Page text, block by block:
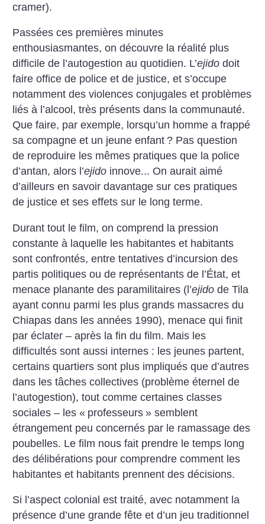
cramer).
Passées ces premières minutes
enthousiasmantes, on découvre la réalité plus
difficile de l’autogestion au quotidien. L’ejido doit
faire office de police et de justice, et s’occupe
notamment des violences conjugales et problèmes
liés à l’alcool, très présents dans la communauté.
Que faire, par exemple, lorsqu’un homme a frappé
sa compagne et un jeune enfant ? Pas question
de reproduire les mêmes pratiques que la police
d’antan, alors l’ejido innove... On aurait aimé
d’ailleurs en savoir davantage sur ces pratiques
de justice et ses effets sur le long terme.
Durant tout le film, on comprend la pression
constante à laquelle les habitantes et habitants
sont confrontés, entre tentatives d’incursion des
partis politiques ou de représentants de l’État, et
menace planante des paramilitaires (l’ejido de Tila
ayant connu parmi les plus grands massacres du
Chiapas dans les années 1990), menace qui finit
par éclater – après la fin du film. Mais les
difficultés sont aussi internes : les jeunes partent,
certains quartiers sont plus impliqués que d’autres
dans les tâches collectives (problème éternel de
l’autogestion), tout comme certaines classes
sociales – les « professeurs » semblent
étrangement peu concernés par le ramassage des
poubelles. Le film nous fait prendre le temps long
des délibérations pour comprendre comment les
habitantes et habitants prennent des décisions.
Si l’aspect colonial est traité, avec notamment la
présence d’une grande fête et d’un jeu traditionnel